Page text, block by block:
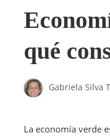
qué
Gabriela Silva
La economía verde